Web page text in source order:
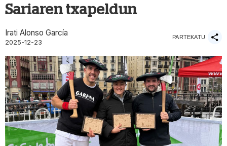
Sariaren txapeldun
Irati Alonso García
2025-12-23
PARTEKATU